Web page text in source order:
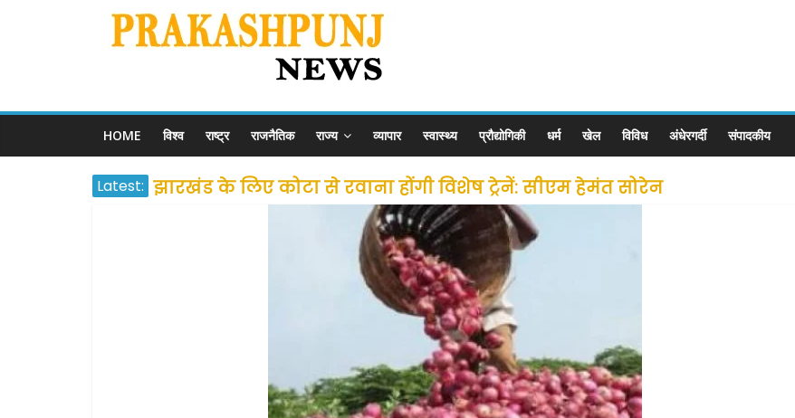
HOME विश्व राष्ट्र राजनैतिक राज्य व्यापार स्वास्थ्य प्रौद्योगिकी धर्म खेल विविध अंधेरगर्दी संपादकीय
Latest: झारखंड के लिए कोटा से रवाना होंगी विशेष ट्रेनें: सीएम हेमंत सोरेन
उत्तराखंड के अन्य राज्यों में फंसे लोगों की जल्द होगी घर वापसी
प्रवासियों व मजदूरों को दी गई छूट के बाद लोगो ने कराया पंजीयन: राजस्थान सरकार
शराब और पान की दुकानों को ग्रीन जोन में खोलने की मिली इजाजत: गृह मंत्रालय
दो हफ्ते के लिए बढ़ाया लॉकडाउन: गृह मंत्रालय